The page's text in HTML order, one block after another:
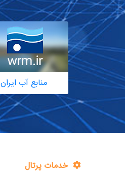
منابع آب ایران
خدمات پرتال